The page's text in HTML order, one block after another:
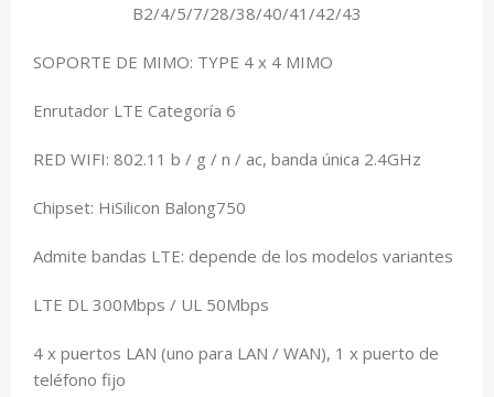
B2/4/5/7/28/38/40/41/42/43
SOPORTE DE MIMO: TYPE 4 x 4 MIMO
Enrutador LTE Categoría 6
RED WIFI: 802.11 b / g / n / ac, banda única 2.4GHz
Chipset: HiSilicon Balong750
Admite bandas LTE: depende de los modelos variantes
LTE DL 300Mbps / UL 50Mbps
4 x puertos LAN (uno para LAN / WAN), 1 x puerto de
teléfono fijo